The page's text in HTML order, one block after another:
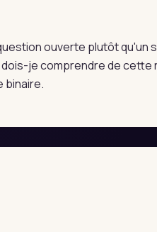
ouverte plutôt qu'un
je comprendre de cette
binaire.